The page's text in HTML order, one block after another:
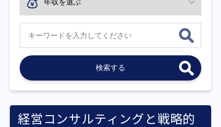
経営コンサルティングと戦略的